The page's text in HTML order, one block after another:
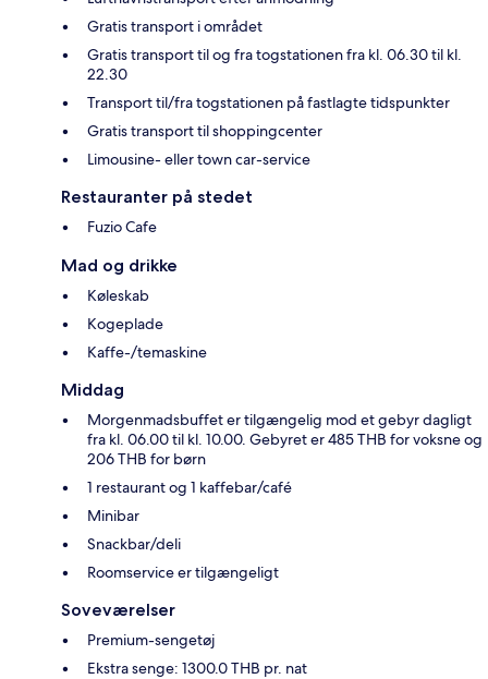
Gratis transport i området
Gratis transport til og fra togstationen fra kl. 06.30 til kl.
22.30
Transport til/fra togstationen på fastlagte tidspunkter
Gratis transport til shoppingcenter
Limousine- eller town car-service
Restauranter på stedet
Fuzio Cafe
Mad og drikke
Køleskab
Kogeplade
Kaffe-/temaskine
Middag
Morgenmadsbuffet er tilgængelig mod et gebyr dagligt
fra kl. 06.00 til kl. 10.00. Gebyret er 485 THB for voksne og
206 THB for børn
1 restaurant og 1 kaffebar/café
Minibar
Snackbar/deli
Roomservice er tilgængeligt
Soveværelser
Premium-sengetøj
Ekstra senge: 1300.0 THB pr. nat